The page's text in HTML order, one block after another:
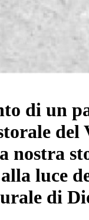
di un
del
nostra
luce
di